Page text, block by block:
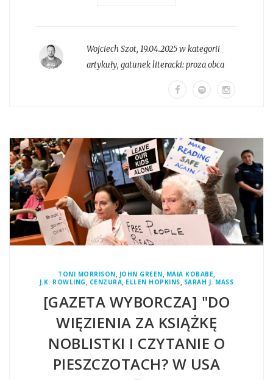
Wojciech Szot, 19.04.2025 w kategorii
artykuły, gatunek literacki:proza obca
TONI MORRISON, JOHN GREEN, MAIA KOBABE,
J.K. ROWLING , CENZURA, ELLEN HOPKINS, SARAH J. MASS
[GAZETA WYBORCZA] "DO
WIĘZIENIA ZA KSIĄŻKĘ
NOBLISTKI I CZYTANIE O
PIESZCZOTACH? W USA